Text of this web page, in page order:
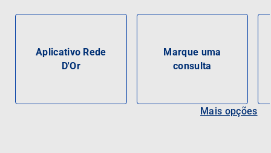
Aplicativo Rede
D'Or
Marque uma
consulta
Mais opções